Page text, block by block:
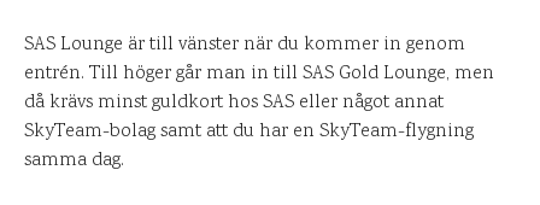
SAS Lounge är till vänster när du kommer in genom
entrén. Till höger går man in till SAS Gold Lounge, men
då krävs minst guldkort hos SAS eller något annat
SkyTeam-bolag samt att du har en SkyTeam-flygning
samma dag.